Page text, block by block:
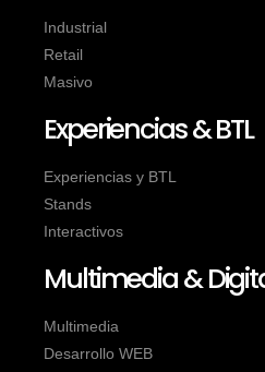
Industrial
Retail
Masivo
Experiencias & BTL
Experiencias y BTL
Stands
Interactivos
Multimedia &
Multimedia
Desarrollo WEB